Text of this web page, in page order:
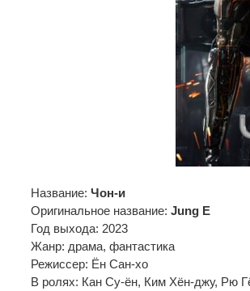
Название: Чон-и
Оригинальное название: Jung E
Год выхода: 2023
Жанр: драма, фантастика
Режиссер: Ён Сан-хо
В ролях: Кан Су-ён, Ким Хён-джу, Рю